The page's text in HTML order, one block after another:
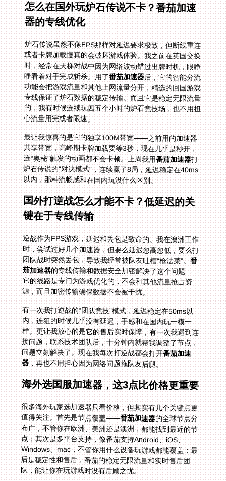
怎么在国外玩炉石传说不卡？番茄加速
器的专线优化
炉石传说虽然不像FPS那样对延迟要求极致，但断线重连
或者卡牌加载慢真的会破坏游戏体验。我之前在英国交换
时，经常在天梯对战中因为网络波动错过出牌时机，眼睁
睁看着对手完成斩杀。用了番茄加速器后，它的智能分流
功能会把游戏流量和其他上网流量分开，精选的回国游戏
专线保证了炉石数据的稳定传输。而且它是稳定无限流量
的，我有时候连续玩四五个小时的炉石竞技场，也不用担
心流量用完或者限速。
最让我惊喜的是它的独享100M带宽——之前用的加速器
共享带宽，高峰期卡牌加载要等3秒，现在几乎是秒开，
连“奥秘”触发的动画都不会卡顿。上周我用番茄加速器打
炉石传说的“对决模式”，连续赢了8局，延迟稳定在40ms
以内，那种流畅感和在国内玩没什么区别。
国外打逆战怎么才能不卡？低延迟的关
键在于专线传输
逆战作为FPS游戏，延迟和丢包是致命的。我在澳洲工作
时，尝试过好几个加速器，但要么延迟忽高忽低，要么打
团队战时突然丢包，导致我经常被队友吐槽“枪法菜”。番
茄加速器的专线传输和数据安全加密解决了这个问题——
它的线路是专门为游戏优化的，不会和其他流量抢占资
源，而且加密传输确保数据不会被干扰。
有一次我打逆战的“团队竞技”模式，延迟稳定在50ms以
内，连狙的时候几乎没有延迟，手感和在国内玩一模一
样。更让我放心的是它的售后实时保障，有一次我遇到连
接问题，联系技术团队后，十分钟内就帮我调整了节点，
问题立刻解决了。现在我每次打逆战都会打开番茄加速
器，再也不用担心因为网络问题拖队友后腿。
海外选国服加速器，这3点比价格更重要
很多海外玩家选加速器只看价格，但其实有几个关键点更
值得关注。首先是节点覆盖——番茄加速器的全球节点分
布广，不管你在欧洲、美洲还是澳洲，都能找到最近的节
点；其次是多平台支持，像番茄支持Android、iOS、
Windows、mac，不管你用什么设备玩游戏都能覆盖；最
后是稳定性和售后，番茄的稳定无限流量和实时售后团
队，能让你在玩游戏时没有后顾之忧。